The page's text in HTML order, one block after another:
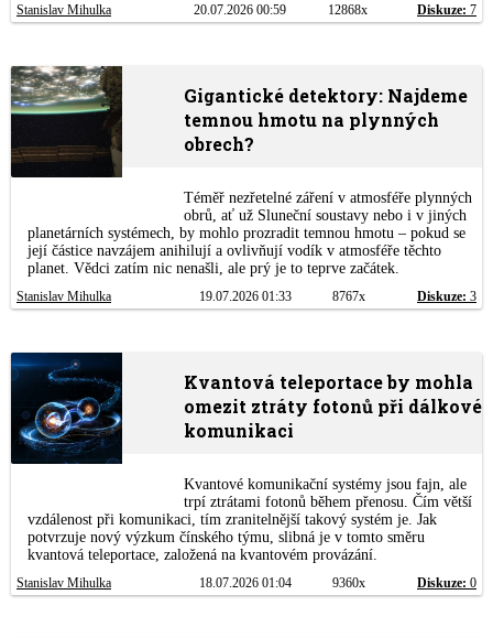
Stanislav Mihulka 20.07.2026 00:59 12868x Diskuze: 7
Gigantické detektory: Najdeme
temnou hmotu na plynných
obrech?
Téměř nezřetelné záření v atmosféře plynných
obrů, ať už Sluneční soustavy nebo i v jiných
planetárních systémech, by mohlo prozradit temnou hmotu – pokud se
její částice navzájem anihilují a ovlivňují vodík v atmosféře těchto
planet. Vědci zatím nic nenašli, ale prý je to teprve začátek.
Stanislav Mihulka 19.07.2026 01:33 8767x Diskuze: 3
Kvantová teleportace by mohla
omezit ztráty fotonů při dálkové
komunikaci
Kvantové komunikační systémy jsou fajn, ale
trpí ztrátami fotonů během přenosu. Čím větší
vzdálenost při komunikaci, tím zranitelnější takový systém je. Jak
potvrzuje nový výzkum čínského týmu, slibná je v tomto směru
kvantová teleportace, založená na kvantovém provázání.
Stanislav Mihulka 18.07.2026 01:04 9360x Diskuze: 0